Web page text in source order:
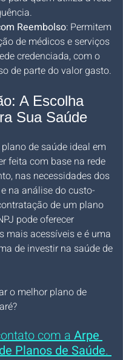
Reembolso: Permitem
de médicos e serviços
credenciada, com o
de parte do valor gasto.
A Escolha
Sua Saúde
de saúde ideal em
feita com base na rede
nas necessidades dos
na análise do custo-
de um plano
pode oferecer
mais acessíveis e é uma
de investir na saúde de
o melhor plano de
com a Arpe
Planos de Saúde.